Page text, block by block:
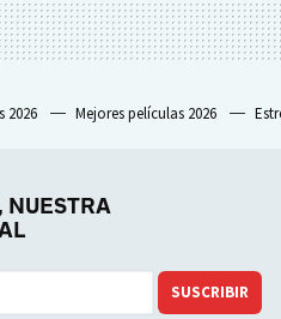
2026 Mejores películas 2026
SUSCRIBIR